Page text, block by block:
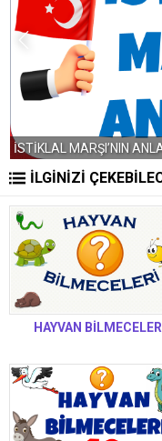
İSTİKLAL MARŞI’NIN
İLGİNİZİ
HAYVAN